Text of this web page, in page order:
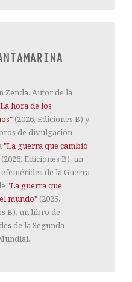
Zenda. Autor de la
hora de los
(2026, Ediciones B) y
de divulgación
"La guerra que cambió
(2026, Ediciones B), un
de la Guerra
"La guerra que
mundo" (2025,
B), un libro de
de la Segunda